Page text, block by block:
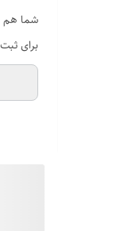
شما هم
برای